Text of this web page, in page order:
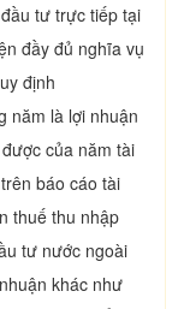
tư trực tiếp tại
đầy đủ nghĩa vụ
định
năm là lợi nhuận
của năm tài
báo cáo tài
thuế thu nhập
tư nước ngoài
khác như